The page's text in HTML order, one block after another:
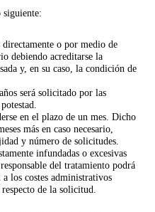
siguiente:
directamente o por medio de
debiendo acreditarse la
y, en su caso, la condición de
será solicitado por las
en el plazo de un mes. Dicho
más en caso necesario,
y número de solicitudes.
infundadas o excesivas
del tratamiento podrá
los costes administrativos
de la solicitud.